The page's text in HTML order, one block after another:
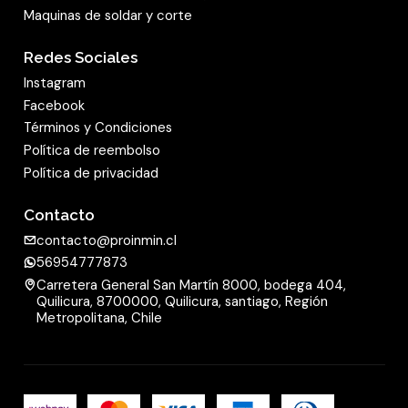
calidad. En un control al 100% se comprueban
las fresas, con el fin de asegurar una larga vida
útil y, sobre todo, la seguridad de los productos.
Otro requisito importante para la seguridad en
el trabajo es respetar las velocidades máximas.
La velocidad permitida se reduce al aumentar el
mostrar menos
Maquinas de soldar y corte
Redes Sociales
Instagram
Facebook
Términos y Condiciones
Política de reembolso
Política de privacidad
Contacto
contacto@proinmin.cl
56954777873
Carretera General San Martín 8000, bodega 404,
Quilicura, 8700000, Quilicura, santiago, Región
Metropolitana, Chile